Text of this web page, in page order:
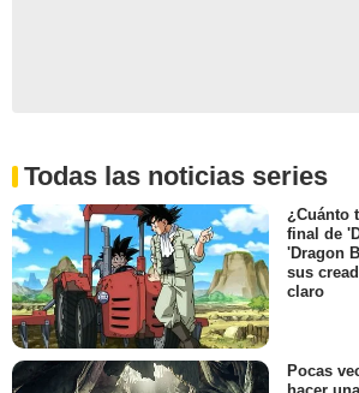
Todas las noticias series
¿Cuánto
final de
'Dragon
sus
claro
Pocas